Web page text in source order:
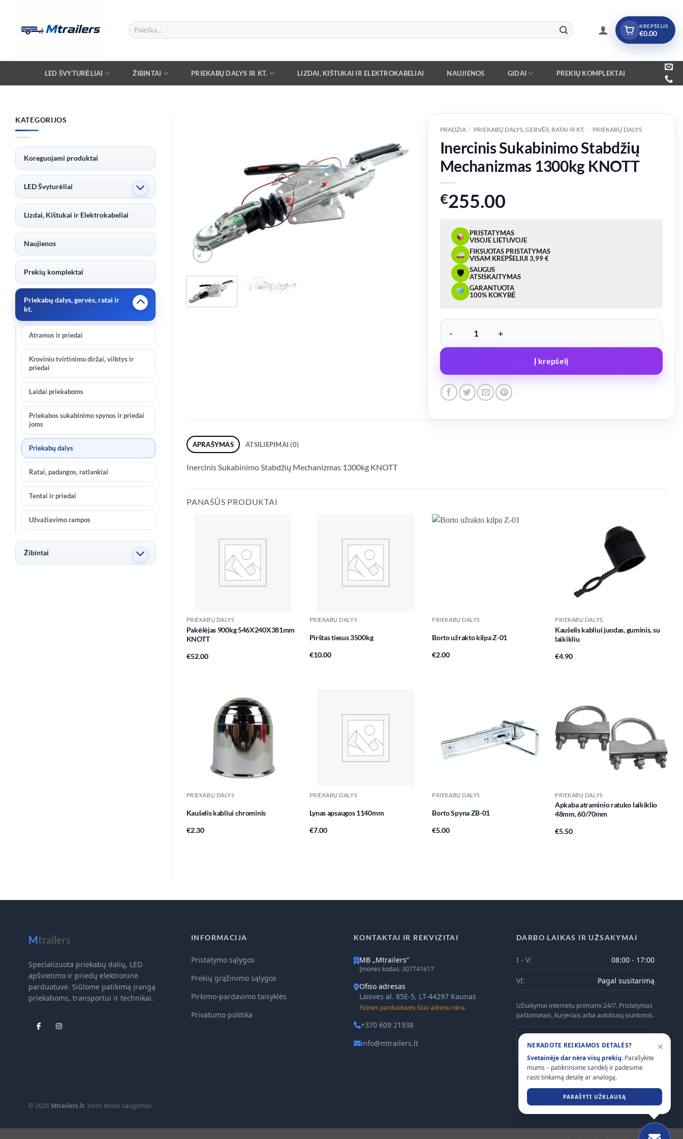
content
Ieškoti: KREPŠELIS
€0.00
LED ŠVYTURĖLIAI ŽIBINTAI PRIEKABŲ DALYS IR KT. LIZDAI, KIŠTUKAI IR ELEKTROKABELIAI NAUJIENOS GIDAI PREKIŲ KOMPLEKTAI
KATEGORIJOS
Koreguojami produktai
LED Švyturėliai
Lizdai, Kištukai ir Elektrokabeliai
Naujienos
Prekių komplektai
Priekabų dalys, gervės, ratai ir
kt.
Atramos ir priedai
Krovinio tvirtinimo diržai, vilktys ir
priedai
Laidai priekaboms
Priekabos sukabinimo spynos ir priedai
joms
Priekabų dalys
Ratai, padangos, ratlankiai
Tentai ir priedai
Užvažiavimo rampos
Žibintai
Add to
wishlist
PRADŽIA / PRIEKABŲ DALYS, GERVĖS, RATAI IR KT. / PRIEKABŲ DALYS
Inercinis Sukabinimo Stabdžių
Mechanizmas 1300kg KNOTT
€255.00
PRISTATYMAS
VISOJE LIETUVOJE
FIKSUOTAS PRISTATYMAS
VISAM KREPŠELIUI 3,99 €
🛡
SAUGUS
ATSISKAITYMAS
GARANTUOTA
100% KOKYBĖ
produkto kiekis: Inercinis Sukabinimo Stabdžių Mechanizmas 1300kg
Į krepšelį
APRAŠYMAS ATSILIEPIMAI (0)
Inercinis Sukabinimo Stabdžių Mechanizmas 1300kg KNOTT
PANAŠŪS PRODUKTAI
PRIEKABŲ DALYS
Pakėlėjas 900kg 546X240X381mm
KNOTT
€52.00
PRIEKABŲ DALYS
Pirštas tiesus 3500kg
€10.00
PRIEKABŲ DALYS
Borto užrakto kilpa Z-01
€2.00
wishlist
PRIEKABŲ DALYS
Kaušelis kabliui juodas, guminis, su
laikikliu
€4.90
wishlist
PRIEKABŲ DALYS
Kaušelis kabliui chrominis
€2.30
PRIEKABŲ DALYS
Lynas apsaugos 1140mm
€7.00
wishlist
PRIEKABŲ DALYS
Borto Spyna ZB-01
€5.00
wishlist
PRIEKABŲ DALYS
Apkaba atraminio ratuko laikiklio
48mm, 60/70mm
€5.50
Mtrailers
Specializuota priekabų dalių, LED
apšvietimo ir priedų elektroninė
parduotuvė. Siūlome patikimą įrangą
priekaboms, transportui ir technikai.
INFORMACIJA
Pristatymo sąlygos
Prekių grąžinimo sąlygos
Pirkimo-pardavimo taisyklės
Privatumo politika
KONTAKTAI IR REKVIZITAI
MB „Mtrailers“
Įmonės kodas: 307741617
Ofiso adresas
Laisvės al. 85E-5, LT-44297 Kaunas
Fizinės parduotuvės šiuo adresu nėra.
+370 609 21938
info@mtrailers.lt
DARBO LAIKAS IR UŽSAKYMAI
I - V: 08:00 - 17:00
VI: Pagal susitarimą
Užsakymai internetu priimami 24/7. Pristatymas
paštomatais, kurjeriais arba autobusų siuntomis.
suderinus laiką telefonu.
© 2026 Mtrailers.lt. Visos teisės saugomos.
NERADOTE REIKIAMOS DETALĖS?
Svetainėje dar nėra visų prekių. Parašykite
mums – patikrinsime sandėlį ir padėsime
rasti tinkamą detalę ar analogą.
PARAŠYTI UŽKLAUSĄ